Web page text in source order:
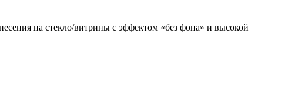
на стекло/витрины с эффектом «без фона» и высокой